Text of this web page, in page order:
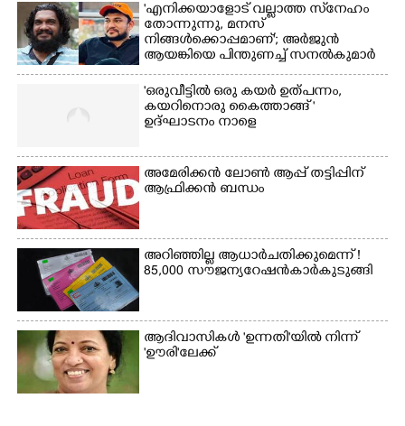
മത്സരത്തിനിടെ സിന്തറ്റിക്
ട്രാക്കിന് കുറുകെ ഓടുന്ന
നായകൾ.
'എനിക്കയാളോട് വല്ലാത്ത സ്‌നേഹം
തോന്നുന്നു, മനസ്
നിങ്ങൾക്കൊപ്പമാണ്'; അർജുൻ
ആയങ്കിയെ പിന്തുണച്ച് സനൽകുമാർ
'ഒരുവീട്ടിൽ ഒരു കയർ ഉത്പന്നം,
കയറിനൊരു കൈത്താങ്ങ് '
ഉദ്ഘാടനം നാളെ
അമേരിക്കൻ ലോൺ ആപ്പ് തട്ടിപ്പിന്
ആഫ്രിക്കൻ ബന്ധം
അറിഞ്ഞില്ല ആധാർ ചതിക്കുമെന്ന് !
85,000 സൗജന്യ റേഷൻകാർ കുടുങ്ങി
ആദിവാസികൾ 'ഉന്നതി'യിൽ നിന്ന്
'ഊരി'ലേക്ക്